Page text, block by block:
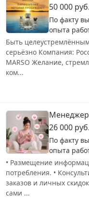
50 000 руб.
По факту
опыта
Быть
серьёзно Компания:
MARSO Желание,
ком...
Менеджер
26 000 руб.
По факту
опыта
• Размещение
потребления. •
заказов и личных
сами ...